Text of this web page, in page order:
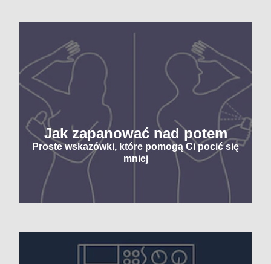
Jak zapanować nad potem
Proste wskazówki, które pomogą Ci pocić się
mniej